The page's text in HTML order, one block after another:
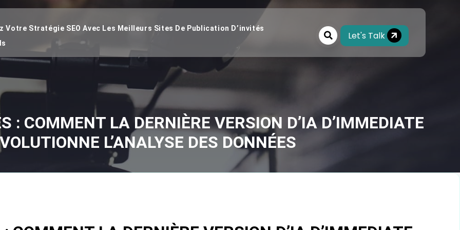
Votre Stratégie SEO Avec Les Meilleurs Sites De Publication D’invités
Let's Talk
: COMMENT LA DERNIÈRE VERSION D’IA D’IMMEDIATE
L’ANALYSE DES DONNÉES